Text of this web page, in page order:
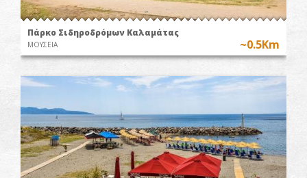
Πάρκο Σιδηροδρόμων Καλαμάτας
ΜΟΥΣΕΙΑ ~0.5Km